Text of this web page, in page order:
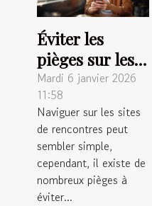
Éviter les
pièges sur les
sites de
rencontres :
conseils
pratiques
Mardi 6 janvier 2026
11:58
Naviguer sur les sites
de rencontres peut
sembler simple,
cependant, il existe de
nombreux pièges à
éviter...